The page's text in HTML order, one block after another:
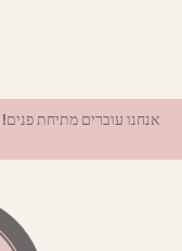
אנחנו עוברים מתיחת